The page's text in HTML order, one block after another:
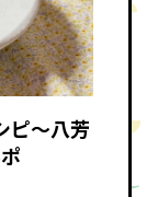
ピ～八芳